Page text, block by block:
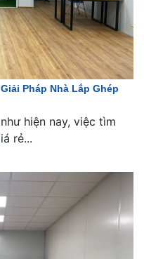
Pháp Nhà Lắp Ghép
hiện nay, việc tìm
rẻ...